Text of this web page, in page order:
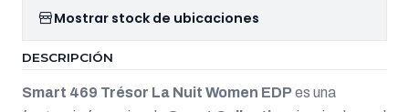
Mostrar stock de ubicaciones
DESCRIPCIÓN
Smart 469 Trésor La Nuit Women EDPes una